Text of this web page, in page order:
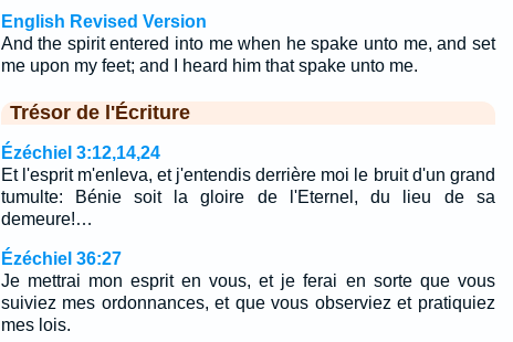
English Revised Version
And the spirit entered into me when he spake unto me, and set
me upon my feet; and I heard him that spake unto me.
Trésor de l'Écriture
Ézéchiel 3:12,14,24
Et l'esprit m'enleva, et j'entendis derrière moi le bruit d'un grand
tumulte: Bénie soit la gloire de l'Eternel, du lieu de sa
demeure!…
Ézéchiel 36:27
Je mettrai mon esprit en vous, et je ferai en sorte que vous
suiviez mes ordonnances, et que vous observiez et pratiquiez
mes lois.